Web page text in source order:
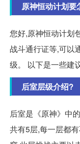
原神恒动计划要
您好,原神恒动计划
战斗通行证等,可以
级。 以下是一些建
后室层级介绍?
后室是《原神》中
共有5层,每一层都